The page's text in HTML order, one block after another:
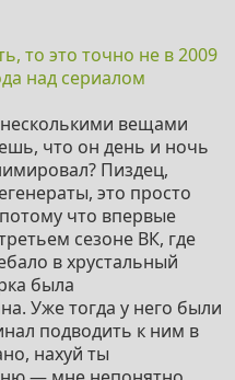
то это точно не в 2009
над сериалом
вещами
что он день и ночь
Пиздец,
это просто
что впервые
сезоне ВК, где
в хрустальный
была
Уже тогда у него были
подводить к ним в
нахуй ты